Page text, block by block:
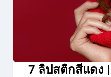
7 ลิปสติกสีแดง